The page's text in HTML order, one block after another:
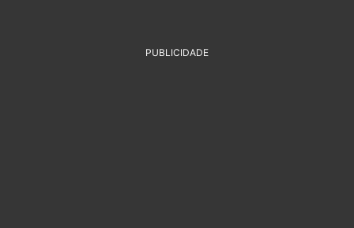
PUBLICIDADE